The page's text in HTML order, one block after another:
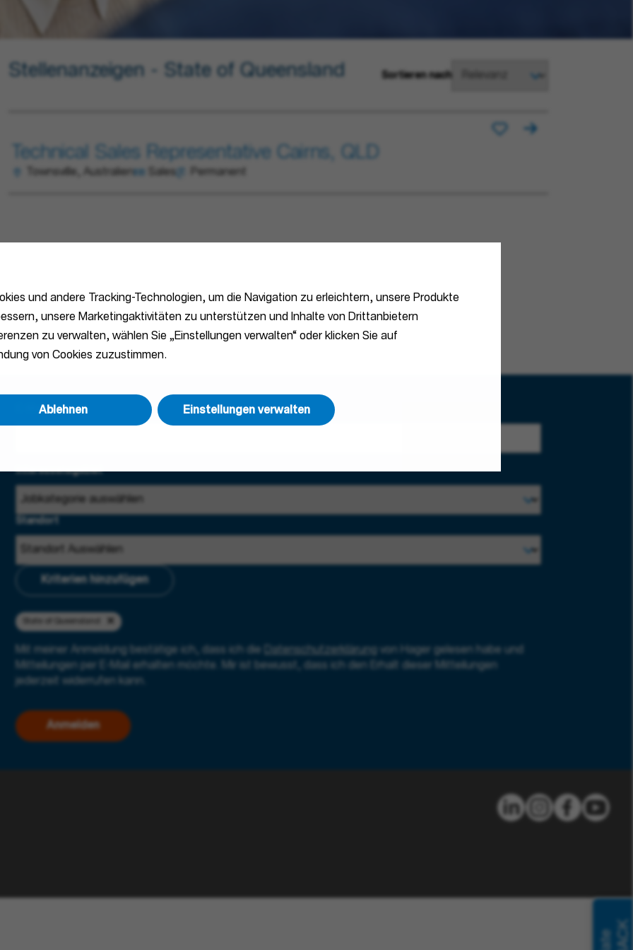
und andere Tracking-Technologien, um die Navigation zu erleichtern, unsere Produkte
unsere Marketingaktivitäten zu unterstützen und Inhalte von Drittanbietern
zu verwalten, wählen Sie „Einstellungen verwalten“ oder klicken Sie auf
von Cookies zuzustimmen.
Ablehnen Einstellungen verwalten
Sortieren nach
Stellenanzeigen - State of Queensland
Technical Sales Representative Cairns, QLD
Townsville, Australien Sales Permanent
E-Mail-Adresse
Interessensgebiet
Standort
Kriterien hinzufügen
Mit meiner Anmeldung bestätige ich, dass ich die Datenschutzerklärung
von Hager gelesen habe und
Mitteilungen per E-Mail erhalten möchte. Mir ist bewusst, dass ich den Erhalt dieser Mitteilungen
jederzeit widerrufen kann.
Anmelden